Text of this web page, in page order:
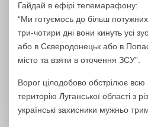
Гайдай в ефірі телемарафону:
“Ми готуємось до більш
три-чотири дні вони кинуть усі
або в Сєверодонецьк або в
місто та взяти в оточення ЗСУ”.
Ворог цілодобово обстрілює всю
територію Луганської області з
українські захисники мужньо